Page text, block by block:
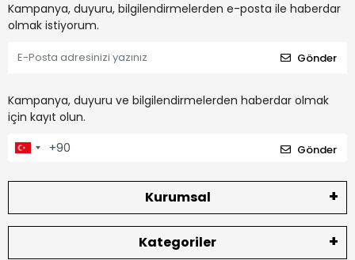
Kampanya, duyuru, bilgilendirmelerden e-posta ile haberdar
olmak istiyorum.
Gönder
Kampanya, duyuru ve bilgilendirmelerden haberdar olmak
için kayıt olun.
Gönder
Kurumsal
Kategoriler